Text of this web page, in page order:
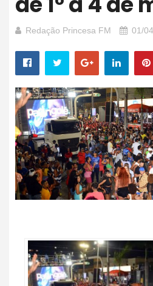
Redação Princesa FM 01/